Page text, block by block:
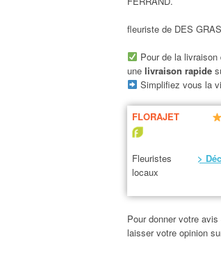
fleuriste de DES
Pour de la livraison
une livraison rapide
Simplifiez vous la
FLORAJET
Fleuristes
locaux
>
Pour donner votre
laisser votre opinion